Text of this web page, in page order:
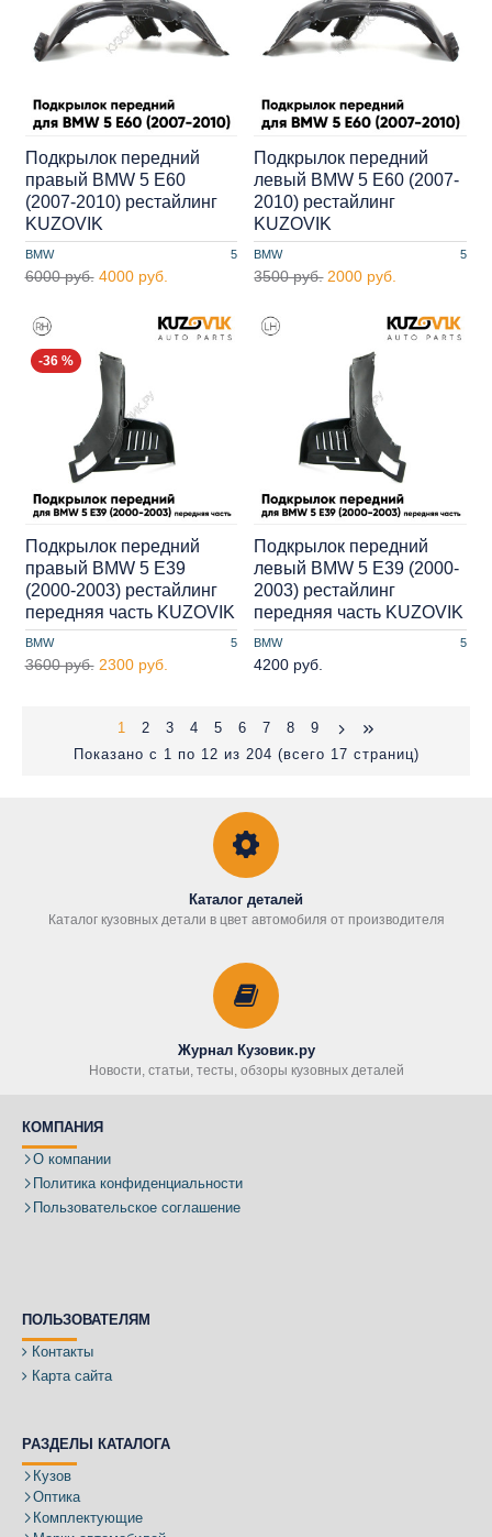
BMW 5
Подкрылок передний
правый BMW 5 E60
(2007-2010) рестайлинг
KUZOVIK
6000 руб. 4000 руб.
BMW 5
Подкрылок передний
левый BMW 5 E60 (2007-
2010) рестайлинг
KUZOVIK
3500 руб. 2000 руб.
-36 %
BMW 5
Подкрылок передний
правый BMW 5 E39
(2000-2003) рестайлинг
передняя часть KUZOVIK
3600 руб. 2300 руб.
BMW 5
Подкрылок передний
левый BMW 5 E39 (2000-
2003) рестайлинг
передняя часть KUZOVIK
4200 руб.
1 2 3 4 5 6 7 8
9
Показано с 1 по 12 из 204 (всего 17 страниц)
Каталог деталей
Каталог кузовных детали в цвет автомобиля от производителя
Журнал Кузовик.ру
Новости, статьи, тесты, обзоры кузовных деталей
КОМПАНИЯ
О компании
Политика конфиденциальности
Пользовательское соглашение
ПОЛЬЗОВАТЕЛЯМ
Контакты
Карта сайта
РАЗДЕЛЫ КАТАЛОГА
Кузов
Оптика
Комплектующие